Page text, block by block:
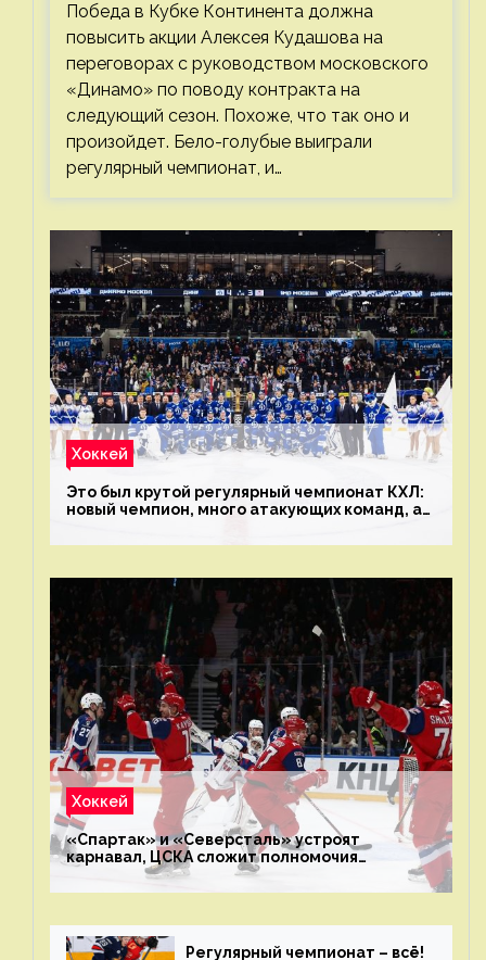
Победа в Кубке Континента должна
повысить акции Алексея Кудашова на
переговорах с руководством московского
«Динамо» по поводу контракта на
следующий сезон. Похоже, что так оно и
произойдет. Бело-голубые выиграли
регулярный чемпионат, и…
Хоккей
Это был крутой регулярный чемпионат КХЛ:
новый чемпион, много атакующих команд, а
Хоккей
«Спартак» и «Северсталь» устроят
карнавал, ЦСКА сложит полномочия
чемпиона. Превью первого раунда плей-офф
на Западе
Регулярный чемпионат – всё!